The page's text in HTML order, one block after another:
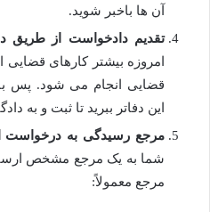
آن ها باخبر شوید.
تقدیم دادخواست از طریق
امروزه بیشتر کارهای قضایی
قضایی انجام می شود. پس
این دفاتر ببرید تا ثبت و به
مرجع رسیدگی به درخواست
شما به یک مرجع مشخص
مرجع معمولاً: